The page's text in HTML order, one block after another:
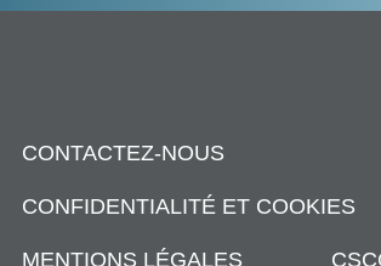
CONTACTEZ-NOUS
CONFIDENTIALITÉ ET COOKIES
MENTIONS LÉGALES